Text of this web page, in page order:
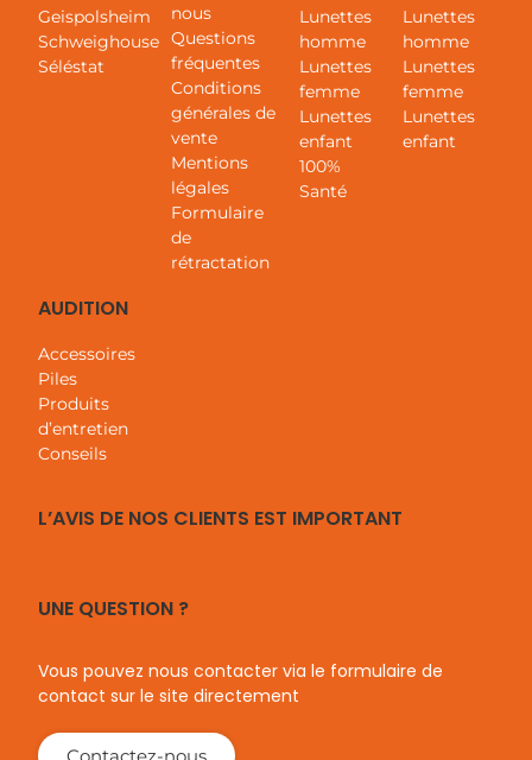
Geispolsheim
Schweighouse
Séléstat
nous
Questions
fréquentes
Conditions
générales de
vente
Mentions
légales
Formulaire
de
rétractation
Lunettes
homme
Lunettes
femme
Lunettes
enfant
100%
Santé
Lunettes
homme
Lunettes
femme
Lunettes
enfant
AUDITION
Accessoires
Piles
Produits
d’entretien
Conseils
L’AVIS DE NOS CLIENTS EST IMPORTANT
UNE QUESTION ?
Vous pouvez nous contacter via le formulaire de
contact sur le site directement
Contactez-nous